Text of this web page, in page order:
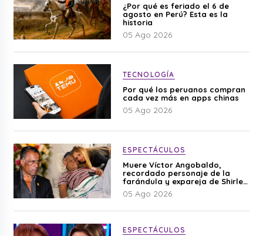
¿Por qué es feriado el 6 de
agosto en Perú? Esta es la
historia
05 Ago 2026
TECNOLOGÍA
Por qué los peruanos compran
cada vez más en apps chinas
05 Ago 2026
ESPECTÁCULOS
Muere Víctor Angobaldo,
recordado personaje de la
farándula y expareja de Shirley
Cherres
05 Ago 2026
ESPECTÁCULOS